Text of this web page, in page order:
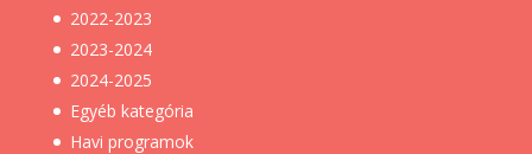
2022-2023
2023-2024
2024-2025
Egyéb kategória
Havi programok